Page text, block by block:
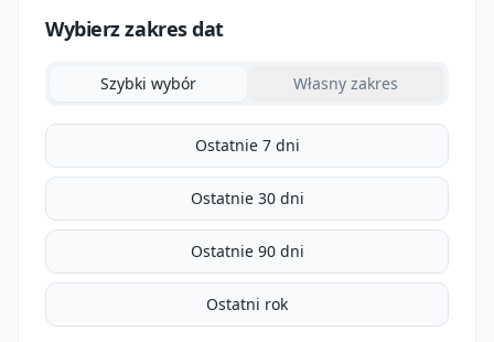
Wybierz zakres dat
Szybki wybór Własny zakres
Ostatnie 7 dni
Ostatnie 30 dni
Ostatnie 90 dni
Ostatni rok